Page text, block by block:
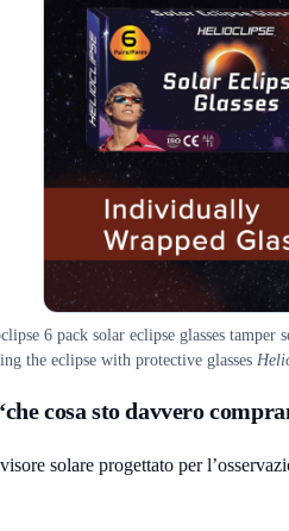
6 pack solar eclipse glasses
the eclipse with protective glasses
cosa sto davvero
solare progettato per